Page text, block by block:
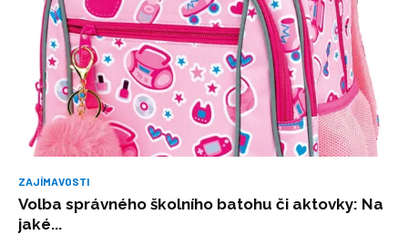
ZAJÍMAVOSTI
Volba správného školního batohu či aktovky: Na
jaké...